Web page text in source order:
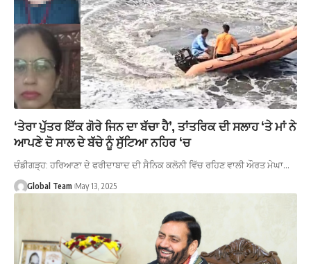
‘ਤੇਰਾ ਪੁੱਤਰ ਇੱਕ ਗੋਰੇ ਜਿਨ ਦਾ ਬੱਚਾ ਹੈ’, ਤਾਂਤਰਿਕ ਦੀ ਸਲਾਹ ‘ਤੇ ਮਾਂ ਨੇ
ਆਪਣੇ ਦੋ ਸਾਲ ਦੇ ਬੱਚੇ ਨੂੰ ਸੁੱਟਿਆ ਨਹਿਰ ‘ਚ
ਚੰਡੀਗੜ੍ਹ: ਹਰਿਆਣਾ ਦੇ ਫਰੀਦਾਬਾਦ ਦੀ ਸੈਨਿਕ ਕਲੋਨੀ ਵਿੱਚ ਰਹਿਣ ਵਾਲੀ ਔਰਤ ਮੇਘਾ…
Global Team May 13, 2025